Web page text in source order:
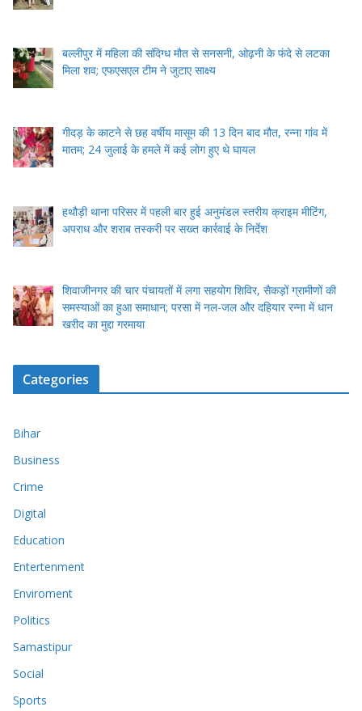
बल्लीपुर में महिला की संदिग्ध मौत से सनसनी, ओढ़नी के फंदे से लटका
मिला शव; एफएसएल टीम ने जुटाए साक्ष्य
गीदड़ के काटने से छह वर्षीय मासूम की 13 दिन बाद मौत, रन्ना गांव में
मातम; 24 जुलाई के हमले में कई लोग हुए थे घायल
हथौड़ी थाना परिसर में पहली बार हुई अनुमंडल स्तरीय क्राइम मीटिंग,
अपराध और शराब तस्करी पर सख्त कार्रवाई के निर्देश
शिवाजीनगर की चार पंचायतों में लगा सहयोग शिविर, सैकड़ों ग्रामीणों की
समस्याओं का हुआ समाधान; परसा में नल-जल और दहियार रन्ना में धान
खरीद का मुद्दा गरमाया
Categories
Bihar
Business
Crime
Digital
Education
Entertenment
Enviroment
Politics
Samastipur
Social
Sports